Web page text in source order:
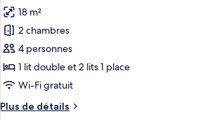
Double
photos
pour
ce
type
de
chambre :
Suite
18 m²
2 chambres
4 personnes
1 lit double et 2 lits 1 place
Wi-Fi gratuit
Plus de détails
Plus